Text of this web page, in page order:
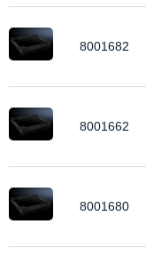
8001682
8001662
8001680